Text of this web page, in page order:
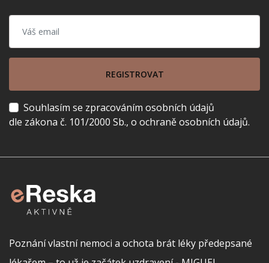
REGISTROVAT
Souhlasím se zpracováním osobních údajů
dle zákona č. 101/2000 Sb., o ochraně osobních údajů.
Poznání vlastní nemoci a ochota brát léky předepsané